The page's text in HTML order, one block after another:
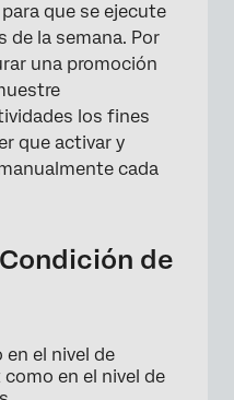
×
que se ejecute
de la semana. Por
una promoción
los fines
que activar y
cada
de
el nivel de
en el nivel de